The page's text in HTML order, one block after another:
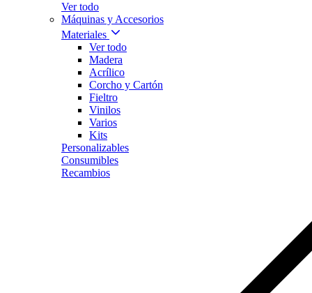
Ver todo
Máquinas y Accesorios
Materiales
Ver todo
Madera
Acrílico
Corcho y Cartón
Fieltro
Vinilos
Varios
Kits
Personalizables
Consumibles
Recambios